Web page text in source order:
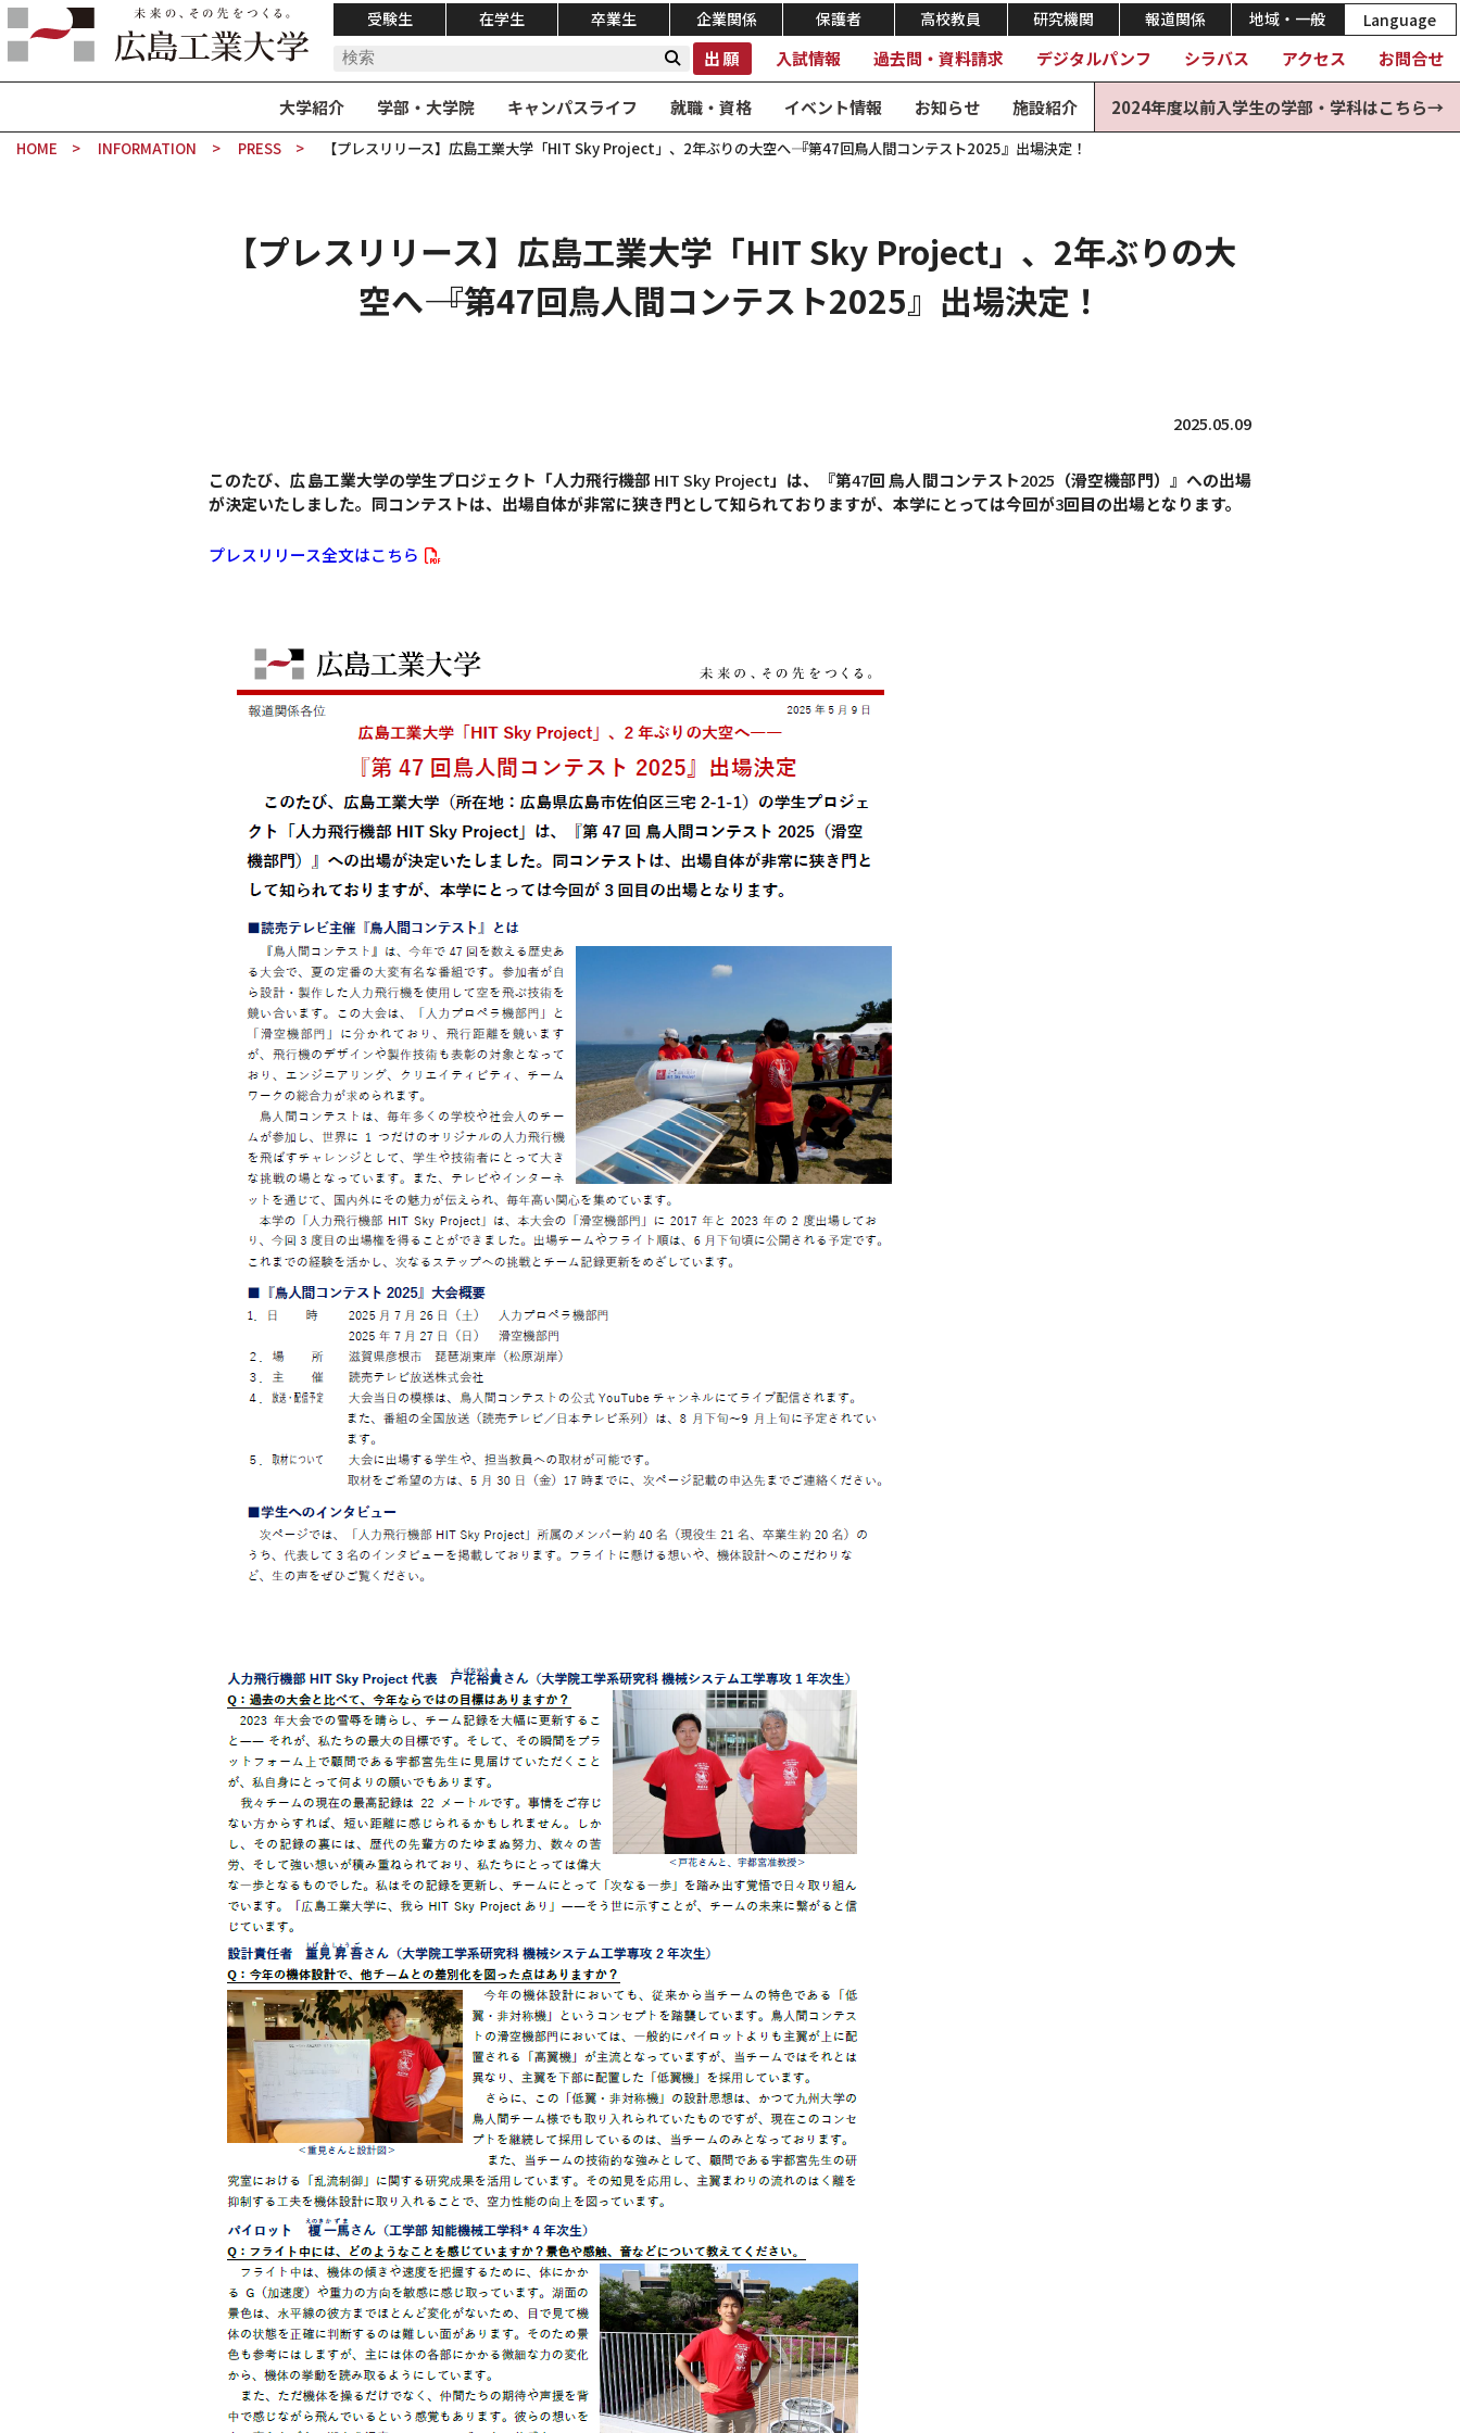
受験生 在学生 卒業生 企業関係 保護者 高校教員 研究機関 報道関係 地域・一般 Language
出願 入試情報 過去問・資料請求 デジタルパンフ シラバス アクセス お問合せ
大学紹介 学部・大学院 キャンパスライフ 就職・資格 イベント情報 お知らせ 施設紹介 2024年度以前入学生の学部・学科はこちら→
HOME INFORMATION PRESS 【プレスリリース】広島工業大学「HIT Sky Project」、2年ぶりの大空へ―― 『第47回鳥人間コンテスト2025』出場決定！
【プレスリリース】広島工業大学「HIT Sky Project」、2年ぶりの大
空へ―― 『第47回鳥人間コンテスト2025』出場決定！
2025.05.09
このたび、広島工業大学の学生プロジェクト「人力飛行機部 HIT Sky Project」は、『第47回 鳥人間コンテスト2025 （滑空機部門）』への出場
が決定いたしました。同コンテストは、出場自体が非常に狭き門として知られておりますが、本学にとっては今回が3回目の出場となります。
プレスリリース全文はこちら